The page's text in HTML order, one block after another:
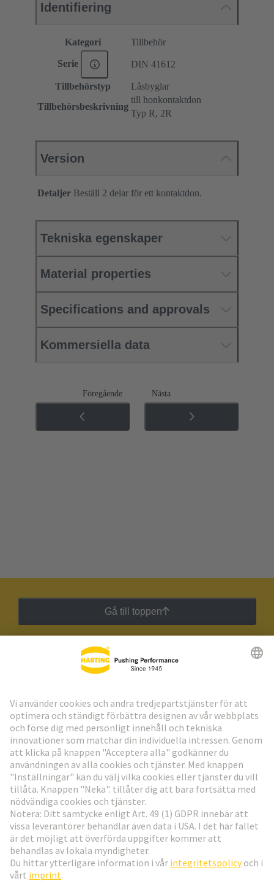
Identifiering
Kategori Tillbehör
Serie DIN 41612
Tillbehörstyp
Låsbyglar
Tillbehörsbeskrivning
till honkontaktdon
Typ R, 2R
Version
Detaljer Beställ 2 delar för ett kontaktdon.
Tekniska egenskaper
Material properties
Specifications and approvals
Kommersiella data
Föregående Nästa
Gå till toppen
HARTING:s nyhetsbrev
Gå till registrering
Social Media
Sverige